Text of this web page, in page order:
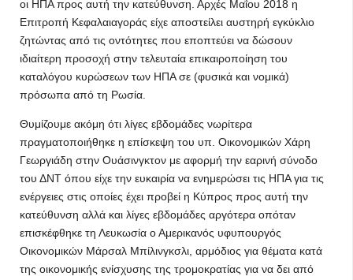
οι ΗΠΑ προς αυτή την κατεύθυνση. Αρχές Μαΐου 2018 η
Επιτροπή Κεφαλαιαγοράς είχε αποστείλει αυστηρή εγκύκλιο
ζητώντας από τις οντότητες που εποπτεύει να δώσουν
ιδιαίτερη προσοχή στην τελευταία επικαιροποίηση του
καταλόγου κυρώσεων των ΗΠΑ σε (φυσικά και νομικά)
πρόσωπα από τη Ρωσία.
Θυμίζουμε ακόμη ότι λίγες εβδομάδες νωρίτερα
πραγματοποιήθηκε η επίσκεψη του υπ. Οικονομικών Χάρη
Γεωργιάδη στην Ουάσινγκτον με αφορμή την εαρινή σύνοδο
του ΔΝΤ όπου είχε την ευκαιρία να ενημερώσει τις ΗΠΑ για τις
ενέργειες στις οποίες έχει προβεί η Κύπρος προς αυτή την
κατεύθυνση αλλά και λίγες εβδομάδες αργότερα οπόταν
επισκέφθηκε τη Λευκωσία ο Αμερικανός υφυπουργός
Οικονομικών Μάρσαλ Μπίλινγκσλι, αρμόδιος για θέματα κατά
της οικονομικής ενίσχυσης της τρομοκρατίας για να δει από